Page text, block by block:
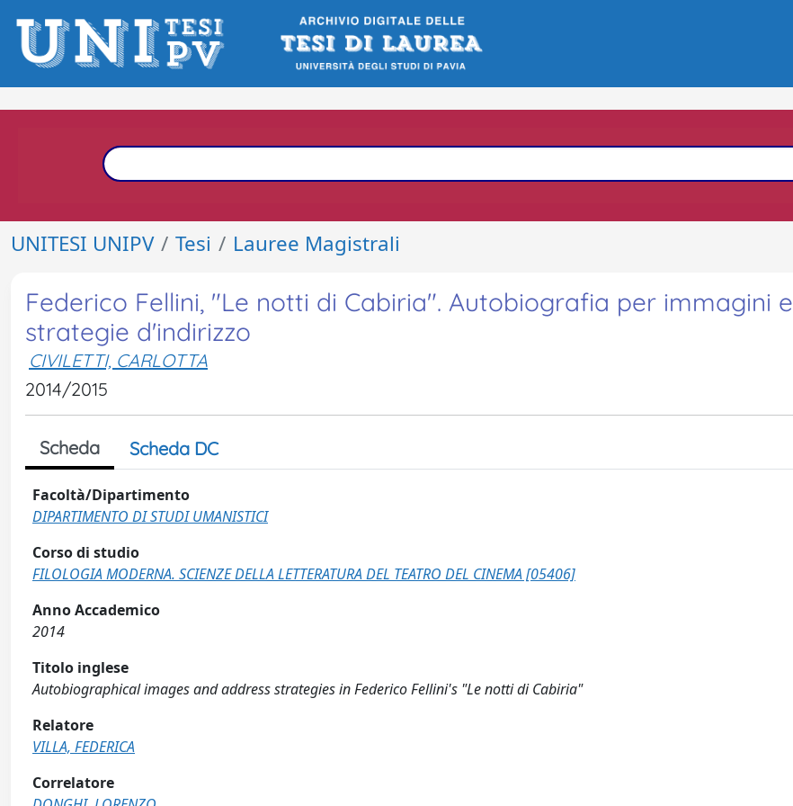
UNITESI UNIPV Tesi Lauree Magistrali
Federico Fellini, "Le notti di Cabiria". Autobiografia per immagini e
strategie d'indirizzo
CIVILETTI, CARLOTTA
2014/2015
Scheda Scheda DC
Facoltà/Dipartimento
DIPARTIMENTO DI STUDI UMANISTICI
Corso di studio
FILOLOGIA MODERNA. SCIENZE DELLA LETTERATURA DEL TEATRO DEL CINEMA [05406]
Anno Accademico
2014
Titolo inglese
Autobiographical images and address strategies in Federico Fellini's "Le notti di Cabiria"
Relatore
VILLA, FEDERICA
Correlatore